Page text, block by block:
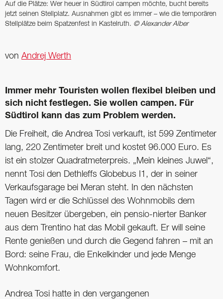
Auf die Plätze: Wer heuer in Südtirol campen möchte, bucht bereits
jetzt seinen Stellplatz. Ausnahmen gibt es immer – wie die temporären
Stellplätze beim Spatzenfest in Kastelruth. © Alexander Alber
von Andrej Werth
Immer mehr Touristen wollen flexibel bleiben und
sich nicht festlegen. Sie wollen campen. Für
Südtirol kann das zum Problem werden.
Die Freiheit, die Andrea Tosi verkauft, ist 599 Zentimeter
lang, 220 Zentimeter breit und kostet 96.000 Euro. Es
ist ein stolzer Quadratmeterpreis. „Mein kleines Juwel“,
nennt Tosi den Dethleffs Globebus I1, der in seiner
Verkaufsgarage bei Meran steht. In den nächsten
Tagen wird er die Schlüssel des Wohnmobils dem
neuen Besitzer übergeben, ein pensio-nierter Banker
aus dem Trentino hat das Mobil gekauft. Er will seine
Rente genießen und durch die Gegend fahren – mit an
Bord: seine Frau, die Enkelkinder und jede Menge
Wohnkomfort.
Andrea Tosi hatte in den vergangenen